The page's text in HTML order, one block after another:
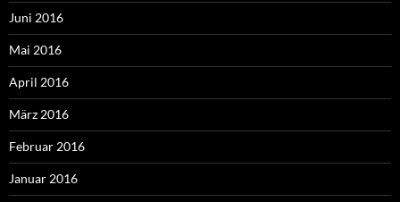
Juni 2016
Mai 2016
April 2016
März 2016
Februar 2016
Januar 2016